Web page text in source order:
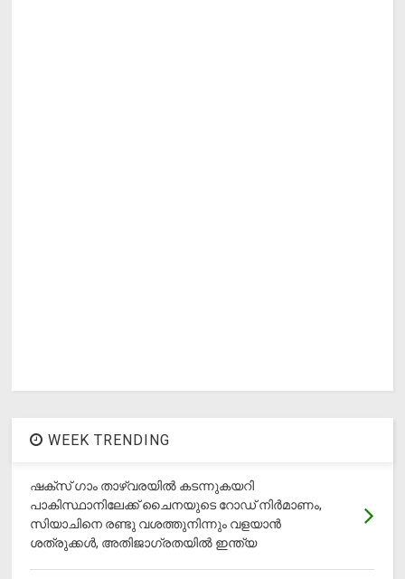
WEEK TRENDING
ഷക്സ് ​ഗാം താഴ്‌വരയിൽ കടന്നുകയറി
പാകിസ്ഥാനിലേക്ക് ചൈനയുടെ റോഡ് നിർമാണം,
സിയാചിനെ രണ്ടു വശത്തുനിന്നും വളയാൻ
ശത്രുക്കൾ, അതിജാ​ഗ്രതയിൽ ഇന്ത്യ